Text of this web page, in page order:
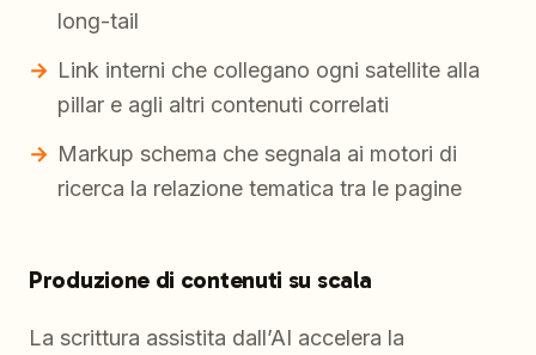
long-tail
Link interni che collegano ogni satellite alla
pillar e agli altri contenuti correlati
Markup schema che segnala ai motori di
ricerca la relazione tematica tra le pagine
Produzione di contenuti su scala
La scrittura assistita dall’AI accelera la